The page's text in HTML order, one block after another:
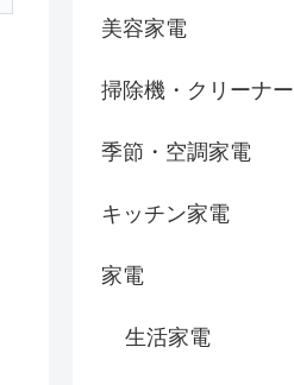
美容家電
掃除機・クリーナー
季節・空調家電
キッチン家電
家電
生活家電